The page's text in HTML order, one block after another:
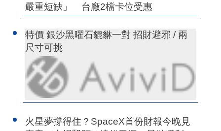
嚴重短缺」 台廠2檔卡位受惠
特價 銀沙黑曜石貔貅一對 招財避邪 / 兩
尺寸可挑
火星夢撐得住？SpaceX首份財報今晚見